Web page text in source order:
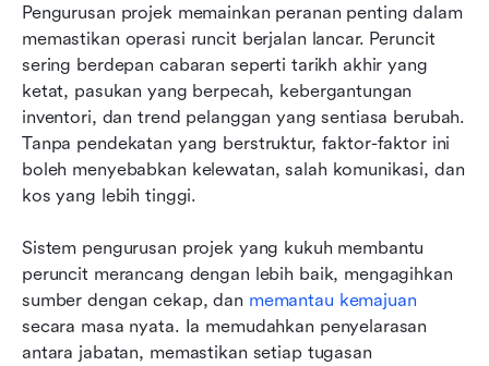
Pengurusan projek memainkan peranan penting dalam
memastikan operasi runcit berjalan lancar. Peruncit
sering berdepan cabaran seperti tarikh akhir yang
ketat, pasukan yang berpecah, kebergantungan
inventori, dan trend pelanggan yang sentiasa berubah.
Tanpa pendekatan yang berstruktur, faktor-faktor ini
boleh menyebabkan kelewatan, salah komunikasi, dan
kos yang lebih tinggi.
Sistem pengurusan projek yang kukuh membantu
peruncit merancang dengan lebih baik, mengagihkan
sumber dengan cekap, dan memantau kemajuan
secara masa nyata. Ia memudahkan penyelarasan
antara jabatan, memastikan setiap tugasan